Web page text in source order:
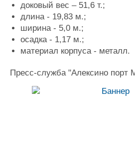
Словарь
доковый вес – 51,6 т.;
длина - 19,83 м.;
ширина - 5,0 м.;
осадка - 1,17 м.;
материал корпуса - металл.
Пресс-служба "Алексино порт